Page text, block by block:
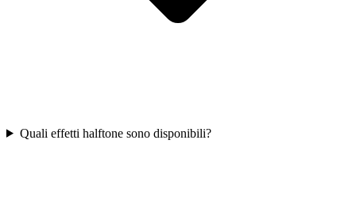
Quali effetti halftone sono disponibili?